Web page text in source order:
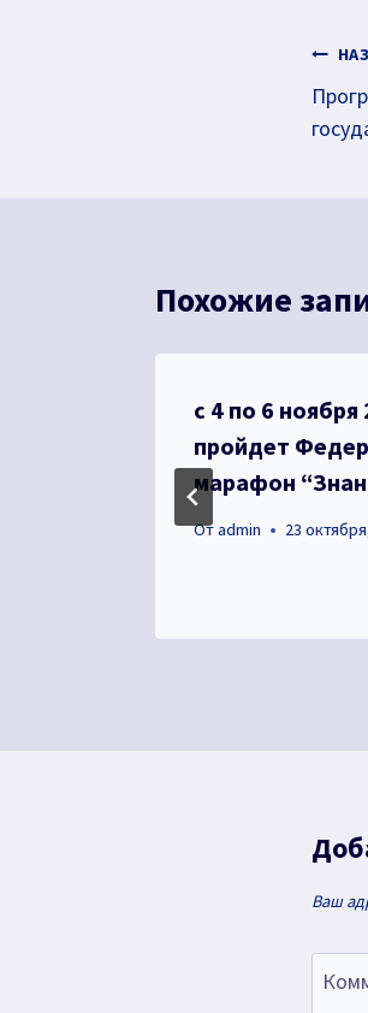
по
Похожие
с 4 по 6 ноября
пройдет
марафон
Отadmin 23
Ваш